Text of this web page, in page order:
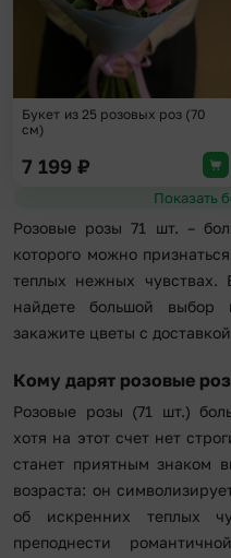
Букет из 25 розовых роз (70
см)
7 199 ₽
Розовые розы 71 шт. –
которого можно
теплых нежных чувствах.
найдете большой выбор
закажите цветы с
Кому дарят розовые
Розовые розы (71 шт.)
хотя на этот счет нет
станет приятным знаком
возраста: он
об искренних теплых
преподнести